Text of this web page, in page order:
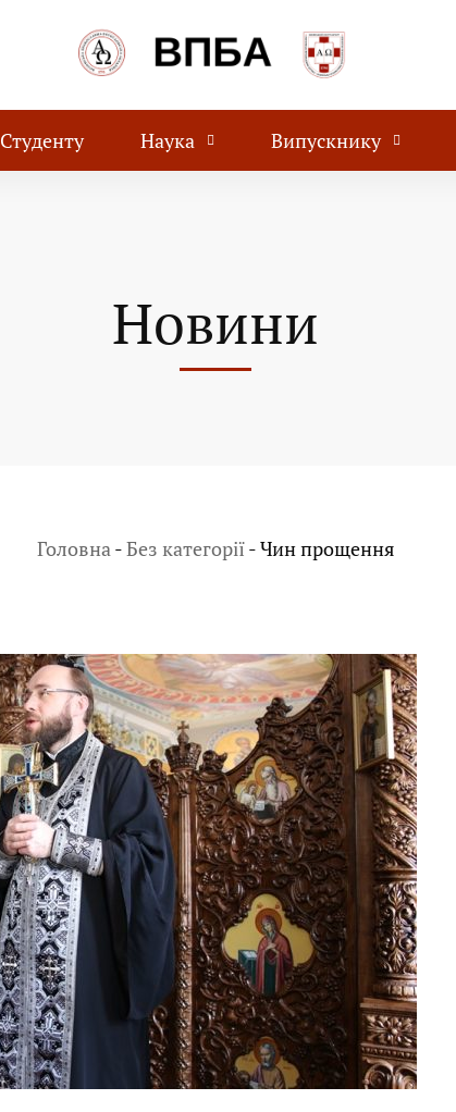
Студенту Наука Випускнику
Новини
Головна-Без категорії-Чин прощення